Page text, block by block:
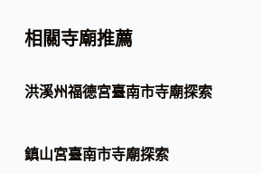
相關寺廟推薦
洪溪州福德宮臺南市寺廟探索
鎮山宮臺南市寺廟探索